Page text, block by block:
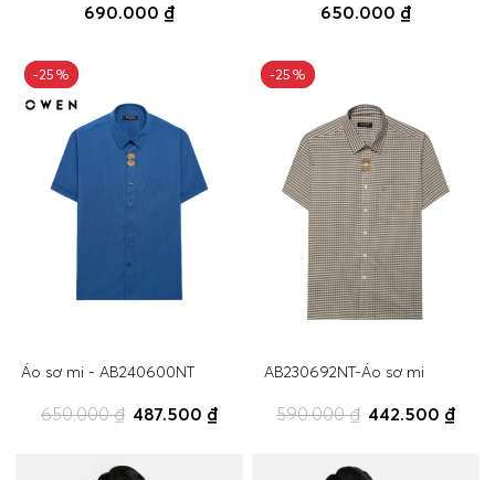
690.000 ₫ 650.000 ₫
Áo sơ mi - AB240600NT
487.500 ₫
-25%
-25%
650.000 ₫
AB230692NT-Áo sơ mi
442.500 ₫
-25%
-25%
590.000 ₫